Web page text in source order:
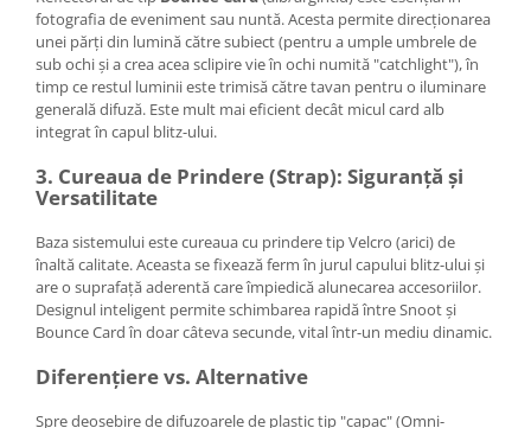
Alimentatoare 220V
Cabluri
Carcase de tip Cage, pentru
integrare in sisteme video
complexe
Huse de ploaie
Nivela patina
Ocular
Transmitator de fisiere fara fir
Vizor
Accesorii diverse
fotografia de eveniment sau nuntă. Acesta permite direcționarea
unei părți din lumină către subiect (pentru a umple umbrele de
sub ochi și a crea acea sclipire vie în ochi numită "catchlight"), în
timp ce restul luminii este trimisă către tavan pentru o iluminare
generală difuză. Este mult mai eficient decât micul card alb
integrat în capul blitz-ului.
3. Cureaua de Prindere (Strap): Siguranță și
Versatilitate
Baza sistemului este cureaua cu prindere tip Velcro (arici) de
înaltă calitate. Aceasta se fixează ferm în jurul capului blitz-ului și
are o suprafață aderentă care împiedică alunecarea accesoriilor.
Designul inteligent permite schimbarea rapidă între Snoot și
Bounce Card în doar câteva secunde, vital într-un mediu dinamic.
Diferențiere vs. Alternative
Spre deosebire de difuzoarele de plastic tip "capac" (Omni-